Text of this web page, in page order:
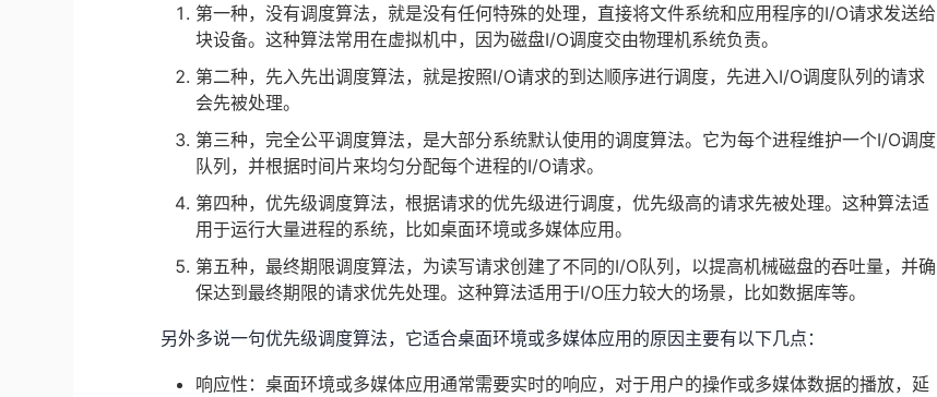
第一种，没有调度算法，就是没有任何特殊的处理，直接将文件系统和应用程序的I/O请求发送给
块设备。这种算法常用在虚拟机中，因为磁盘I/O调度交由物理机系统负责。
第二种，先入先出调度算法，就是按照I/O请求的到达顺序进行调度，先进入I/O调度队列的请求
会先被处理。
第三种，完全公平调度算法，是大部分系统默认使用的调度算法。它为每个进程维护一个I/O调度
队列，并根据时间片来均匀分配每个进程的I/O请求。
第四种，优先级调度算法，根据请求的优先级进行调度，优先级高的请求先被处理。这种算法适
用于运行大量进程的系统，比如桌面环境或多媒体应用。
第五种，最终期限调度算法，为读写请求创建了不同的I/O队列，以提高机械磁盘的吞吐量，并确
保达到最终期限的请求优先处理。这种算法适用于I/O压力较大的场景，比如数据库等。
另外多说一句优先级调度算法，它适合桌面环境或多媒体应用的原因主要有以下几点：
响应性：桌面环境或多媒体应用通常需要实时的响应，对于用户的操作或多媒体数据的播放，延